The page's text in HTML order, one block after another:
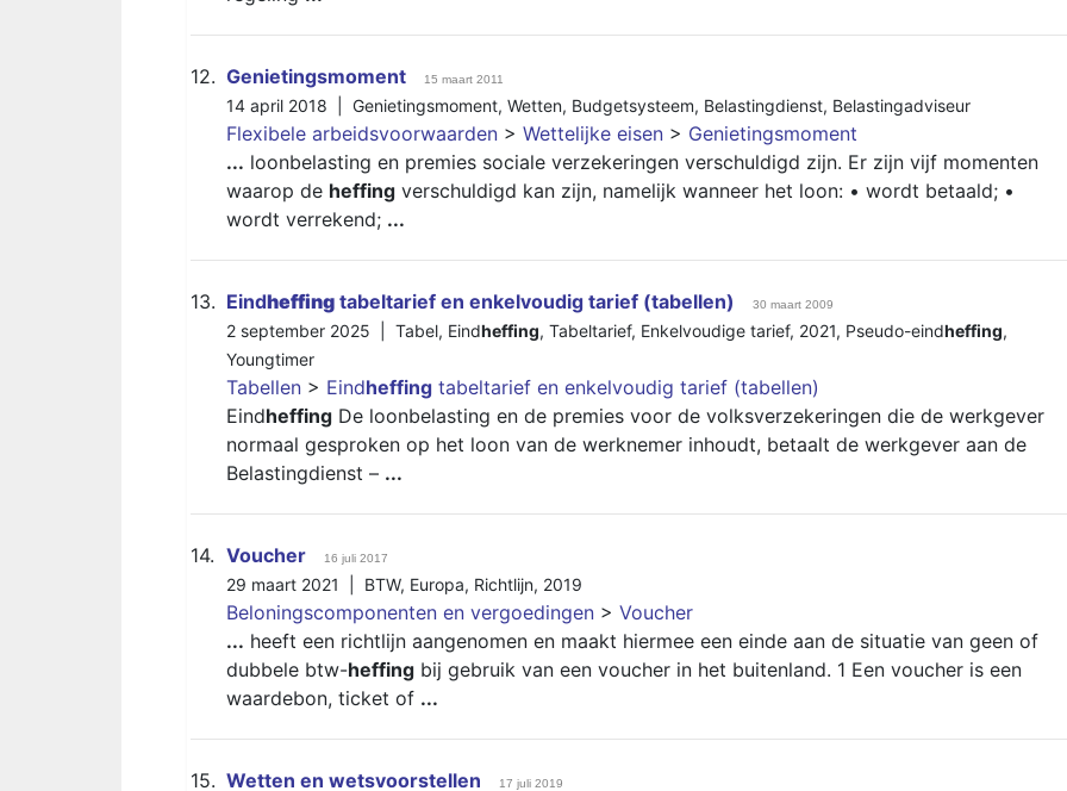
12. Genietingsmoment 15 maart 2011
14 april 2018 | Genietingsmoment, Wetten, Budgetsysteem, Belastingdienst, Belastingadviseur
Flexibele arbeidsvoorwaarden > Wettelijke eisen > Genietingsmoment
... loonbelasting en premies sociale verzekeringen verschuldigd zijn. Er zijn vijf momenten
waarop de heffing verschuldigd kan zijn, namelijk wanneer het loon: • wordt betaald; •
wordt verrekend; ...
13. Eindheffing tabeltarief en enkelvoudig tarief (tabellen) 30 maart 2009
2 september 2025 | Tabel, Eindheffing, Tabeltarief, Enkelvoudige tarief, 2021, Pseudo-eindheffing,
Youngtimer
Tabellen > Eindheffing tabeltarief en enkelvoudig tarief (tabellen)
Eindheffing De loonbelasting en de premies voor de volksverzekeringen die de werkgever
normaal gesproken op het loon van de werknemer inhoudt, betaalt de werkgever aan de
Belastingdienst – ...
14. Voucher 16 juli 2017
29 maart 2021 | BTW, Europa, Richtlijn, 2019
Beloningscomponenten en vergoedingen > Voucher
... heeft een richtlijn aangenomen en maakt hiermee een einde aan de situatie van geen of
dubbele btw-heffing bij gebruik van een voucher in het buitenland. 1 Een voucher is een
waardebon, ticket of ...
15. Wetten en wetsvoorstellen 17 juli 2019